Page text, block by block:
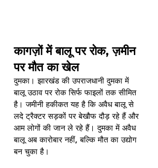
कागज़ों में बालू पर रोक, ज़मीन
पर मौत का खेल
दुमका। झारखंड की उपराजधानी दुमका में
बालू उठाव पर रोक सिर्फ फाइलों तक सीमित
है। जमीनी हकीकत यह है कि अवैध बालू से
लदे ट्रैक्टर सड़कों पर बेखौफ दौड़ रहे हैं और
आम लोगों की जान ले रहे हैं। दुमका में अवैध
बालू अब कारोबार नहीं, बल्कि मौत का उद्योग
बन चुका है।